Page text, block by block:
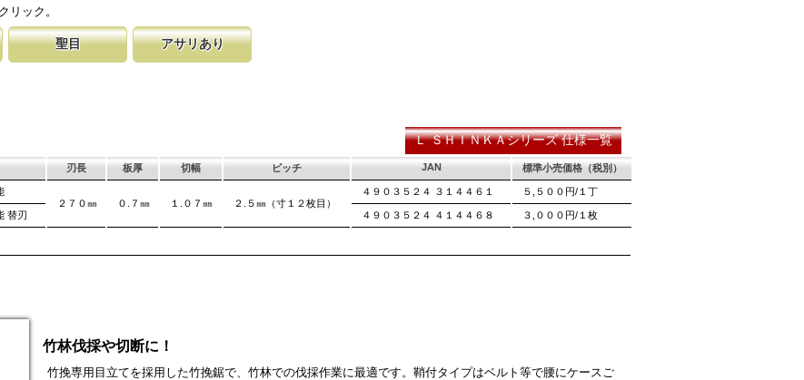
材を
品番を明記
など野外での使用が主な商品に採用し
が消えないようにしています。
リック。
っし
す。
聖目 アサリあり
Ｌ ＳＨＩＮＫＡシリーズ 仕様一覧
刃長 板厚 切幅 ピッチ JAN 標準小売価格（税別）
２７０㎜
０.７㎜ １.０７㎜ ２.５㎜（寸１２枚目）
４９０３５２４ ３１４４６１ ５,５００円/１丁
替刃 ４９０３５２４ ４１４４６８ ３,０００円/１枚
竹林伐採や切断に！
竹挽専用目立てを採用した竹挽鋸で、竹林での伐採作業に最適です。鞘付タイプはベルト等で腰にケースご